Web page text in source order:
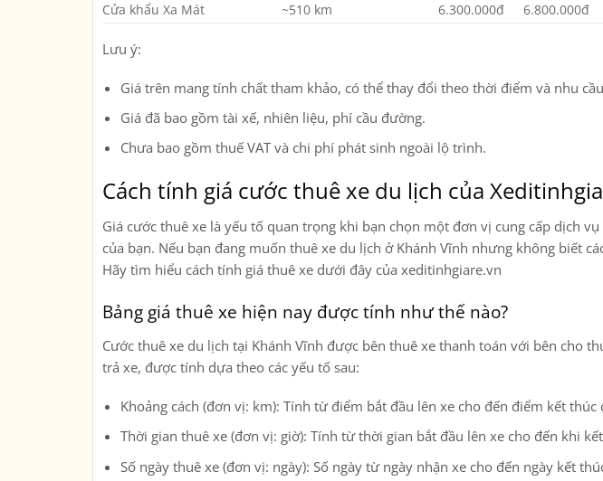
Cửa khẩu Xa Mát
~510 km 6.300.000đ 6.800.000đ
Lưu ý:
Giá trên mang tính chất tham khảo, có thể thay đổi theo thời điểm và nhu
Giá đã bao gồm tài xế, nhiên liệu, phí cầu đường.
Chưa bao gồm thuế VAT và chi phí phát sinh ngoài lộ trình.
Cách tính giá cước thuê xe du lịch của
Giá cước thuê xe là yếu tố quan trọng khi bạn chọn một đơn vị cung cấp dịch
của bạn. Nếu bạn đang muốn thuê xe du lịch ở Khánh Vĩnh nhưng không biết
Hãy tìm hiểu cách tính giá thuê xe dưới đây của xeditinhgiare.vn
Bảng giá thuê xe hiện nay được tính như thế nào?
Cước thuê xe du lịch tại Khánh Vĩnh được bên thuê xe thanh toán với bên cho
trả xe, được tính dựa theo các yếu tố sau:
Khoảng cách (đơn vị: km): Tính từ điểm bắt đầu lên xe cho đến điểm kết thúc
Thời gian thuê xe (đơn vị: giờ): Tính từ thời gian bắt đầu lên xe cho đến khi
Số ngày thuê xe (đơn vị: ngày): Số ngày từ ngày nhận xe cho đến ngày kết